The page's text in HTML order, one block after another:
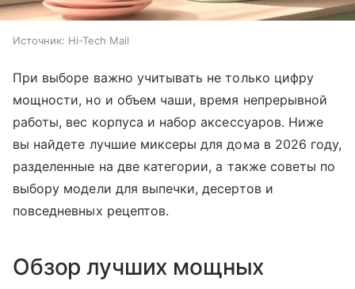
Источник: Hi-Tech Mail
При выборе важно учитывать не только цифру
мощности, но и объем чаши, время непрерывной
работы, вес корпуса и набор аксессуаров. Ниже
вы найдете лучшие миксеры для дома в 2026 году,
разделенные на две категории, а также советы по
выбору модели для выпечки, десертов и
повседневных рецептов.
Обзор лучших мощных